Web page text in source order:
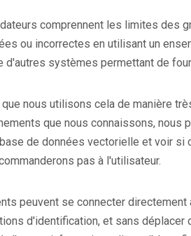
comprennent les limites des
ou incorrectes en utilisant un
d'autres systèmes permettant de
que nous utilisons cela de manière
que nous connaissons,
de données vectorielle et voir si
pas à l'utilisateur.
peuvent se connecter
d'identification, et sans déplacer